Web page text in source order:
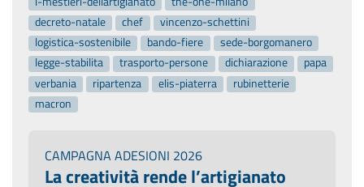
decreto-natale
chef
vincenzo-schettini
logistica-sostenibile
bando-fiere
sede-borgomanero
legge-stabilita
trasporto-persone dichiarazione
papa
verbania
ripartenza elis-piaterra
rubinetterie
macron
CAMPAGNA ADESIONI 2026
La creatività rende l’artigianato